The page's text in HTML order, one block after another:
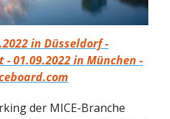
in Düsseldorf -
01.09.2022 in München -
der MICE-Branche